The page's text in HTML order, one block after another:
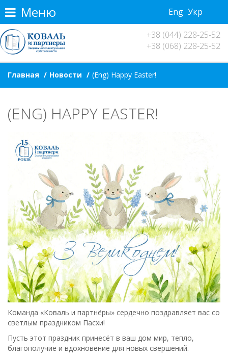
Eng Укр
Меню
+38 (044) 228-25-52
+38 (068) 228-25-52
Главная Новости (Eng) Happy Easter!
(ENG) HAPPY EASTER!
Команда «Коваль и партнёры» сердечно поздравляет вас со
светлым праздником Пасхи!
Пусть этот праздник принесёт в ваш дом мир, тепло,
благополучие и вдохновение для новых свершений.